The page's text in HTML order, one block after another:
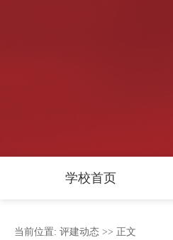
学校首页
当前位置: 评建动态 >> 正文